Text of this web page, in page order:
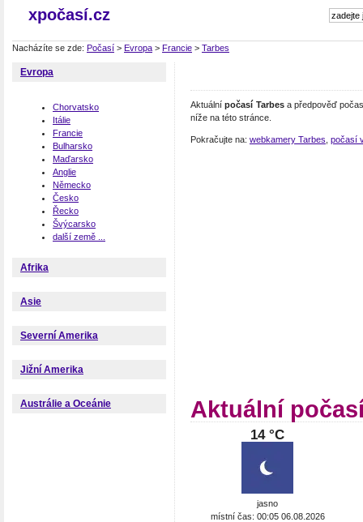
xpočasí.cz
Nacházíte se zde: Počasí > Evropa > Francie > Tarbes
Evropa
Chorvatsko
Itálie
Francie
Bulharsko
Maďarsko
Anglie
Německo
Česko
Řecko
Švýcarsko
další země ...
Afrika
Asie
Severní Amerika
Jižní Amerika
Austrálie a Oceánie
Aktuálnípočasí Tarbesa předpověď
níže na této stránce.
Pokračujte na: webkamery Tarbes počasí
Aktuální
14 °C
jasno
místní čas: 00:05 06.08.2026